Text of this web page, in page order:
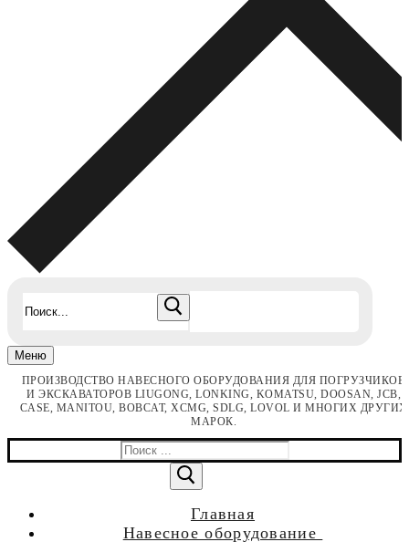
Меню
ПРОИЗВОДСТВО НАВЕСНОГО ОБОРУДОВАНИЯ ДЛЯ ПОГРУЗЧИКОВ
И ЭКСКАВАТОРОВ LIUGONG, LONKING, KOMATSU, DOOSAN, JCB,
CASE, MANITOU, BOBCAT, XCMG, SDLG, LOVOL И МНОГИХ ДРУГИХ
МАРОК.
Найти:
Главная
Навесное оборудование